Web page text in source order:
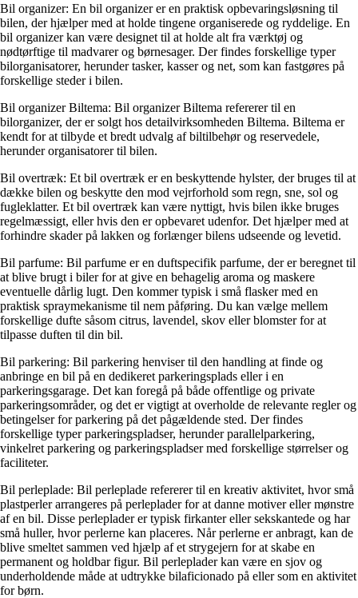
Bil organizer: En bil organizer er en praktisk opbevaringsløsning til
bilen, der hjælper med at holde tingene organiserede og ryddelige. En
bil organizer kan være designet til at holde alt fra værktøj og
nødtørftige til madvarer og børnesager. Der findes forskellige typer
bilorganisatorer, herunder tasker, kasser og net, som kan fastgøres på
forskellige steder i bilen.
Bil organizer Biltema: Bil organizer Biltema refererer til en
bilorganizer, der er solgt hos detailvirksomheden Biltema. Biltema er
kendt for at tilbyde et bredt udvalg af biltilbehør og reservedele,
herunder organisatorer til bilen.
Bil overtræk: Et bil overtræk er en beskyttende hylster, der bruges til at
dække bilen og beskytte den mod vejrforhold som regn, sne, sol og
fugleklatter. Et bil overtræk kan være nyttigt, hvis bilen ikke bruges
regelmæssigt, eller hvis den er opbevaret udenfor. Det hjælper med at
forhindre skader på lakken og forlænger bilens udseende og levetid.
Bil parfume: Bil parfume er en duftspecifik parfume, der er beregnet til
at blive brugt i biler for at give en behagelig aroma og maskere
eventuelle dårlig lugt. Den kommer typisk i små flasker med en
praktisk spraymekanisme til nem påføring. Du kan vælge mellem
forskellige dufte såsom citrus, lavendel, skov eller blomster for at
tilpasse duften til din bil.
Bil parkering: Bil parkering henviser til den handling at finde og
anbringe en bil på en dedikeret parkeringsplads eller i en
parkeringsgarage. Det kan foregå på både offentlige og private
parkeringsområder, og det er vigtigt at overholde de relevante regler og
betingelser for parkering på det pågældende sted. Der findes
forskellige typer parkeringspladser, herunder parallelparkering,
vinkelret parkering og parkeringspladser med forskellige størrelser og
faciliteter.
Bil perleplade: Bil perleplade refererer til en kreativ aktivitet, hvor små
plastperler arrangeres på perleplader for at danne motiver eller mønstre
af en bil. Disse perleplader er typisk firkanter eller sekskantede og har
små huller, hvor perlerne kan placeres. Når perlerne er anbragt, kan de
blive smeltet sammen ved hjælp af et strygejern for at skabe en
permanent og holdbar figur. Bil perleplader kan være en sjov og
underholdende måde at udtrykke bilaficionado på eller som en aktivitet
for børn.